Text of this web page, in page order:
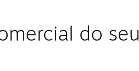
do seu